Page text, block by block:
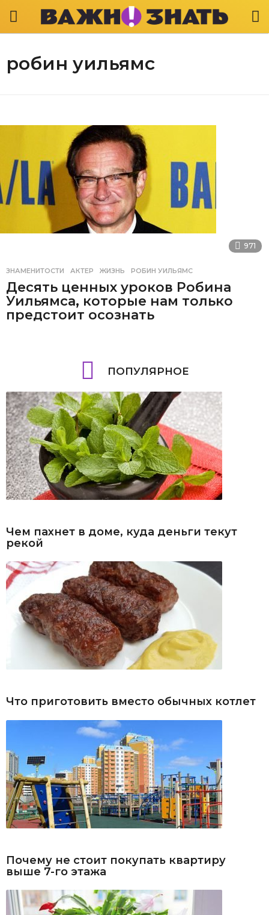
робин уильямс
971
ЗНАМЕНИТОСТИ АКТЕР ,ЖИЗНЬ ,РОБИН УИЛЬЯМС
Десять ценных уроков Робина
Уильямса, которые нам только
предстоит осознать
ПОПУЛЯРНОЕ
Чем пахнет в доме, куда деньги текут
рекой
Что приготовить вместо обычных котлет
Почему не стоит покупать квартиру
выше 7-го этажа